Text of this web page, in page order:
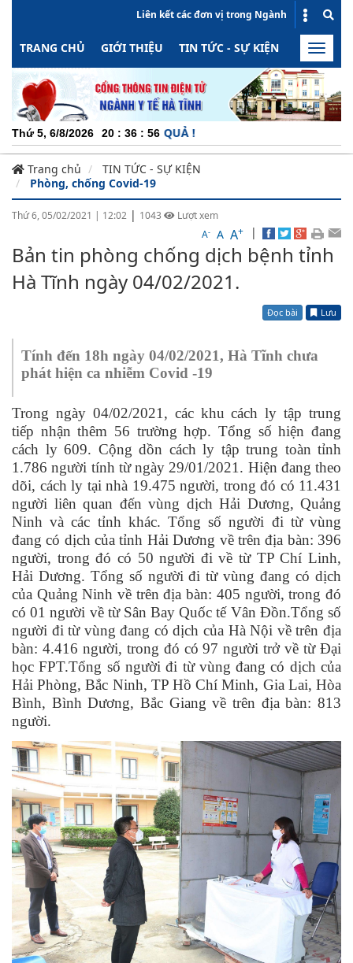
Liên kết các đơn vị trong Ngành
TRANG CHỦ GIỚI THIỆU TIN TỨC - SỰ KIỆN HOẠT
Toggle
Thứ 5, 6/8/2026 20 : 36 : 56
- MINH BẠCH - HIỆU QUẢ !
Trang chủ
TIN TỨC - SỰ KIỆN
Phòng, chống Covid-19
Thứ 6, 05/02/2021 | 12:02 | 1043
Lượt xem
A- A A+ |
Bản tin phòng chống dịch bệnh tỉnh
Hà Tĩnh ngày 04/02/2021.
Đọc bài Lưu
Tính đến 18h ngày 04/02/2021, Hà Tĩnh chưa
phát hiện ca nhiễm Covid -19
Trong ngày 04/02/2021, các khu cách ly tập trung
tiếp nhận thêm 56 trường hợp. Tổng số hiện đang
cách ly 609. Cộng dồn cách ly tập trung toàn tỉnh
1.786 người tính từ ngày 29/01/2021. Hiện đang theo
dõi, cách ly tại nhà 19.475 người, trong đó có 11.431
người liên quan đến vùng dịch Hải Dương, Quảng
Ninh và các tỉnh khác. Tổng số người đi từ vùng
đang có dịch của tỉnh Hải Dương về trên địa bàn: 396
người, trong đó có 50 người đi về từ TP Chí Linh,
Hải Dương. Tổng số người đi từ vùng đang có dịch
của Quảng Ninh về trên địa bàn: 405 người, trong đó
có 01 người về từ Sân Bay Quốc tế Vân Đồn.Tổng số
người đi từ vùng đang có dịch của Hà Nội về trên địa
bàn: 4.416 người, trong đó có 97 người trở về từ Đại
học FPT.Tổng số người đi từ vùng đang có dịch của
Hải Phòng, Bắc Ninh, TP Hồ Chí Minh, Gia Lai, Hòa
Bình, Bình Dương, Bắc Giang về trên địa bàn: 813
người.